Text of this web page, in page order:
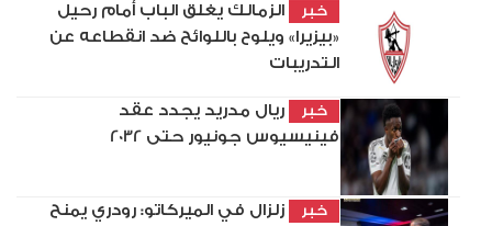
خبر
الزمالك يغلق الباب أمام رحيل
«بيزيرا» ويلوح باللوائح ضد انقطاعه عن
التدريبات
خبر
ريال مدريد يجدد عقد
فينيسيوس جونيور حتى 2032
خبر
زلزال في الميركاتو: رودري يمنح